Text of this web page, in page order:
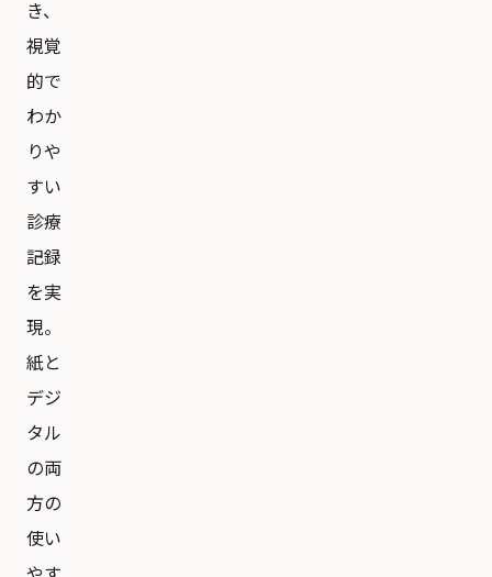
き、
視覚
的で
わか
りや
すい
診療
記録
を実
現。
紙と
デジ
タル
の両
方の
使い